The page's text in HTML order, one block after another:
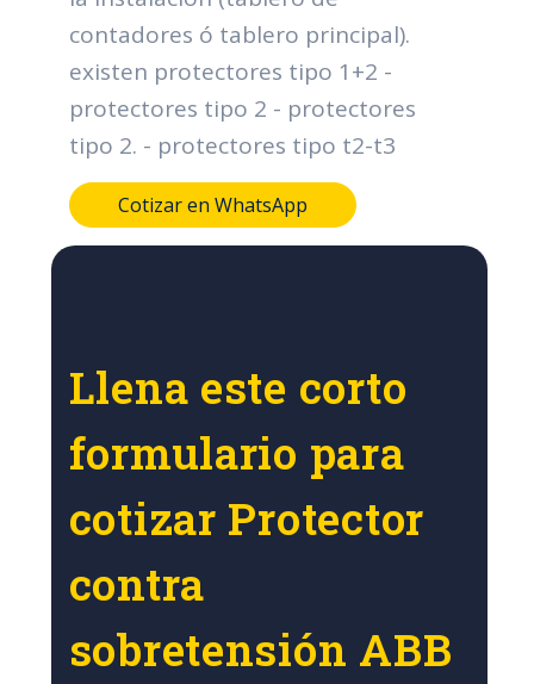
contadores ó tablero principal).
existen protectores tipo 1+2 -
protectores tipo 2 - protectores
tipo 2. - protectores tipo t2-t3
Cotizar en WhatsApp
Llena este corto
formulario para
cotizar Protector
contra
sobretensión ABB